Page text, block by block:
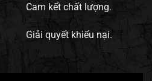
Cam kết chất lượng.
Giải quyết khiếu nại.